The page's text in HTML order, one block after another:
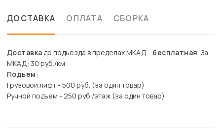
ДОСТАВКА ОПЛАТА СБОРКА
Доставкадо подъезда в пределах МКАД - бесплатная. За
МКАД: 30 руб./км
Подъем:
Грузовой лифт - 500 руб. (за один товар)
Ручной подъем - 250 руб./этаж (за один товар)